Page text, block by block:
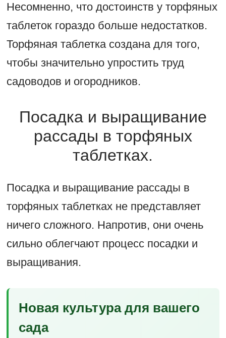
Несомненно, что достоинств у торфяных
таблеток гораздо больше недостатков.
Торфяная таблетка создана для того,
чтобы значительно упростить труд
садоводов и огородников.
Посадка и выращивание
рассады в торфяных
таблетках.
Посадка и выращивание рассады в
торфяных таблетках не представляет
ничего сложного. Напротив, они очень
сильно облегчают процесс посадки и
выращивания.
Новая культура для вашего
сада